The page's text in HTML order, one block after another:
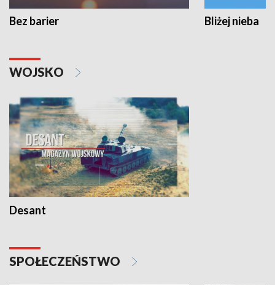
Bez barier Bliżej nieba
WOJSKO
Desant
SPOŁECZEŃSTWO